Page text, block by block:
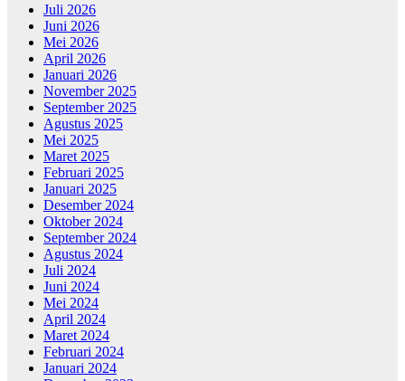
Juli 2026
Juni 2026
Mei 2026
April 2026
Januari 2026
November 2025
September 2025
Agustus 2025
Mei 2025
Maret 2025
Februari 2025
Januari 2025
Desember 2024
Oktober 2024
September 2024
Agustus 2024
Juli 2024
Juni 2024
Mei 2024
April 2024
Maret 2024
Februari 2024
Januari 2024